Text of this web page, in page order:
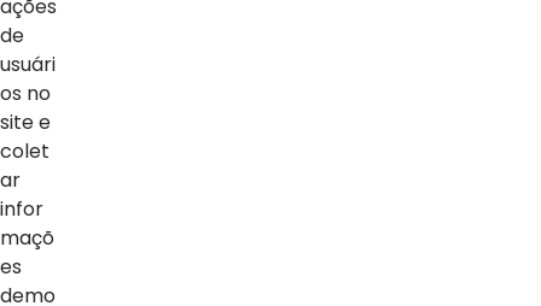
ações
de
usuári
os no
site e
colet
ar
infor
maçõ
es
demo